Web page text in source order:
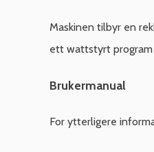
Maskinen tilbyr en
ett wattstyrt program
Brukermanual
For ytterligere